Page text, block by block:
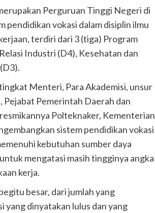
Perguruan Tinggi Negeri di
vokasi dalam disiplin ilmu
terdiri dari 3 (tiga) Program
Industri (D4), Kesehatan dan
Menteri, Para Akademisi, unsur
Pemerintah Daerah dan
Polteknaker, Kementerian
sistem pendidikan vokasi
kebutuhan sumber daya
mengatasi masih tingginya angka
kerja.
besar, dari jumlah yang
yang dinyatakan lulus dan yang